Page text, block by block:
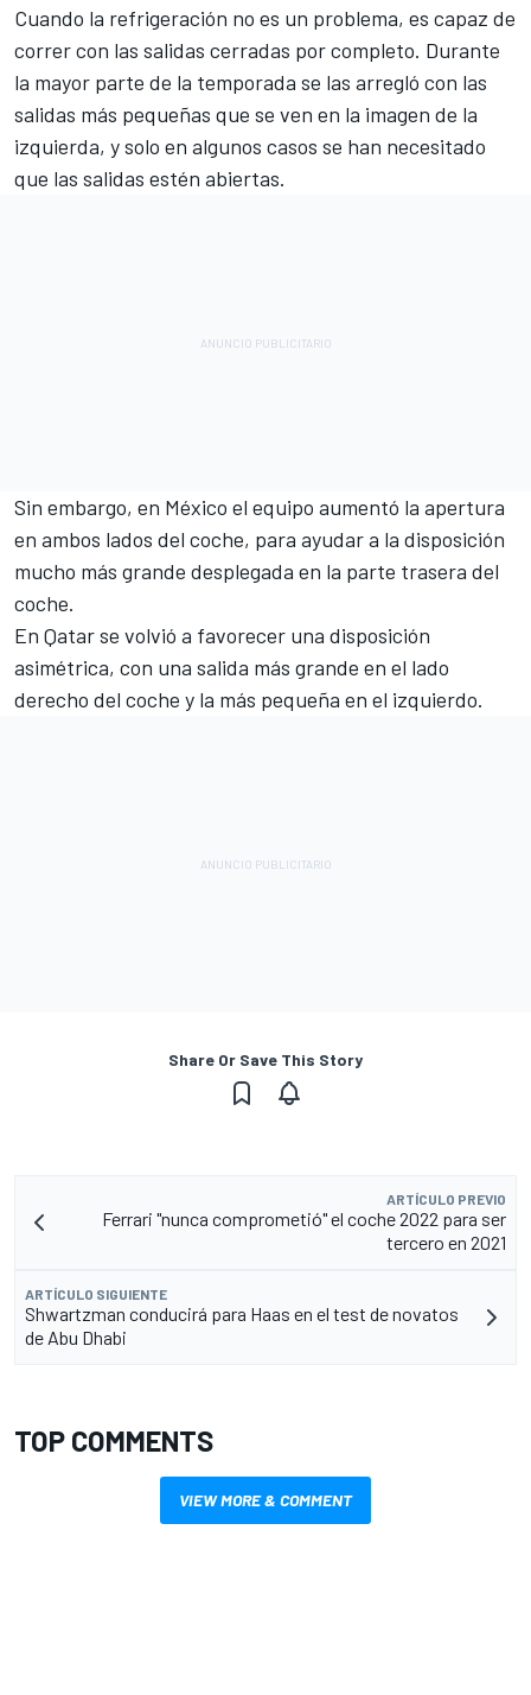
Cuando la refrigeración no es un problema, es capaz de
correr con las salidas cerradas por completo. Durante
la mayor parte de la temporada se las arregló con las
salidas más pequeñas que se ven en la imagen de la
izquierda, y solo en algunos casos se han necesitado
que las salidas estén abiertas.
Sin embargo, en México el equipo aumentó la apertura
en ambos lados del coche, para ayudar a la disposición
mucho más grande desplegada en la parte trasera del
coche.
En Qatar se volvió a favorecer una disposición
asimétrica, con una salida más grande en el lado
derecho del coche y la más pequeña en el izquierdo.
Share Or Save This Story
ARTÍCULO PREVIO
Ferrari "nunca comprometió" el coche 2022 para ser
tercero en 2021
ARTÍCULO SIGUIENTE
Shwartzman conducirá para Haas en el test de novatos
de Abu Dhabi
TOP COMMENTS
VIEW MORE & COMMENT